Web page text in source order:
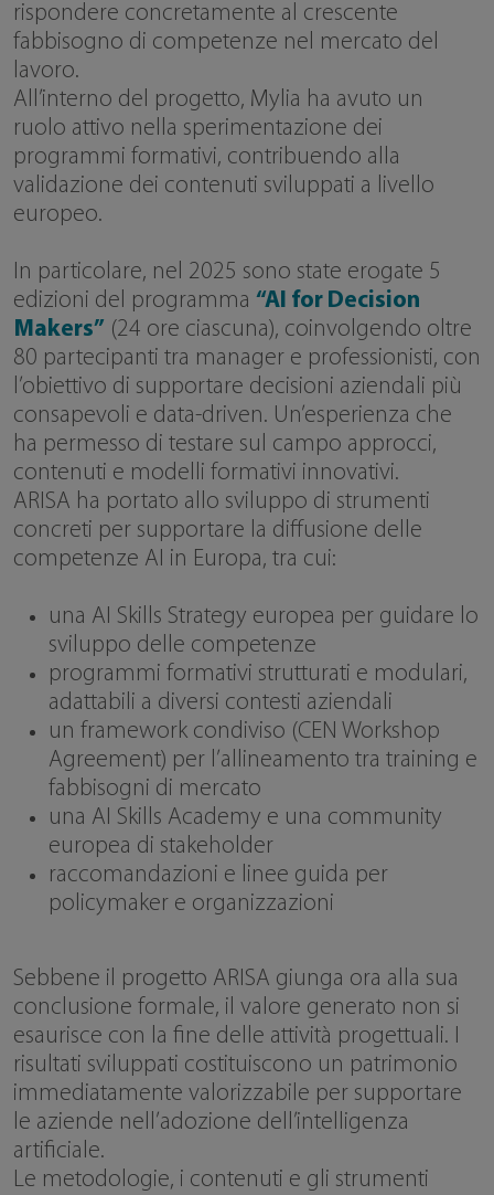
rispondere concretamente al crescente
fabbisogno di competenze nel mercato del
lavoro.
All’interno del progetto, Mylia ha avuto un
ruolo attivo nella sperimentazione dei
programmi formativi, contribuendo alla
validazione dei contenuti sviluppati a livello
europeo.
In particolare, nel 2025 sono state erogate 5
edizioni del programma “AI for Decision
Makers” (24 ore ciascuna), coinvolgendo oltre
80 partecipanti tra manager e professionisti, con
l’obiettivo di supportare decisioni aziendali più
consapevoli e data-driven. Un’esperienza che
ha permesso di testare sul campo approcci,
contenuti e modelli formativi innovativi.
ARISA ha portato allo sviluppo di strumenti
concreti per supportare la diffusione delle
competenze AI in Europa, tra cui:
una AI Skills Strategy europea per guidare lo
sviluppo delle competenze
programmi formativi strutturati e modulari,
adattabili a diversi contesti aziendali
un framework condiviso (CEN Workshop
Agreement) per l’allineamento tra training e
fabbisogni di mercato
una AI Skills Academy e una community
europea di stakeholder
raccomandazioni e linee guida per
policymaker e organizzazioni
Sebbene il progetto ARISA giunga ora alla sua
conclusione formale, il valore generato non si
esaurisce con la fine delle attività progettuali. I
risultati sviluppati costituiscono un patrimonio
immediatamente valorizzabile per supportare
le aziende nell’adozione dell’intelligenza
artificiale.
Le metodologie, i contenuti e gli strumenti